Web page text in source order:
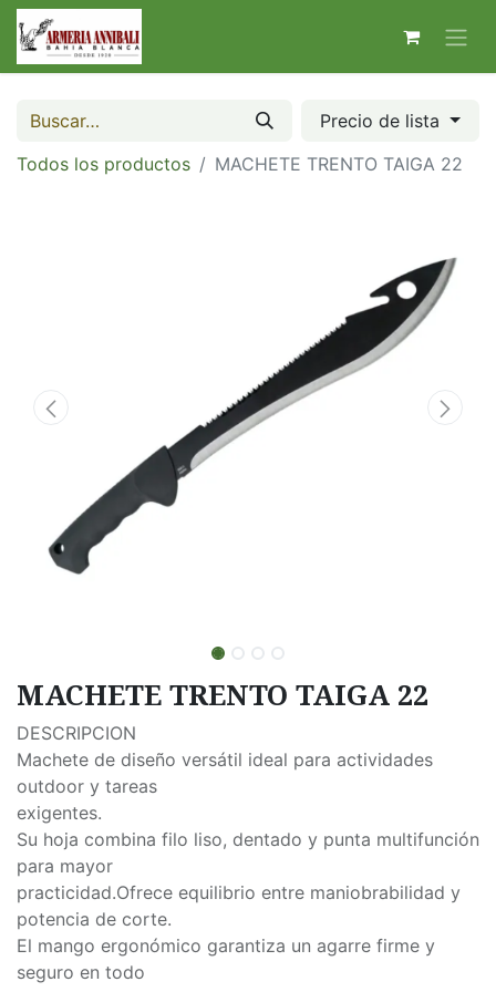
Precio de lista
Todos los productos
MACHETE TRENTO TAIGA 22
MACHETE TRENTO TAIGA 22
DESCRIPCION
Machete de diseño versátil ideal para actividades
outdoor y tareas
exigentes.
Su hoja combina filo liso, dentado y punta multifunción
para mayor
practicidad.Ofrece equilibrio entre maniobrabilidad y
potencia de corte.
El mango ergonómico garantiza un agarre firme y
seguro en todo